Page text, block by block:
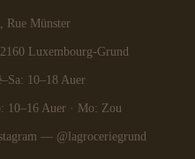
Rue Münster
Luxembourg-Grund
10–18 Auer
10–16 Auer · Mo: Zou
— @lagroceriegrund